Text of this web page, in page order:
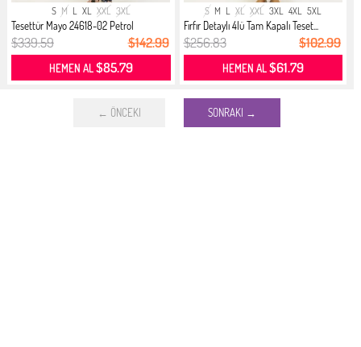
S M L XL XXL 3XL
Tesettür Mayo 24618-02 Petrol
$339.59 $142.99
HEMEN AL$85.79
S M L XL XXL 3XL 4XL 5XL
Fırfır Detaylı 4lü Tam Kapalı Teset...
$256.83 $102.99
HEMEN AL$61.79
← ÖNCEKI SONRAKI →